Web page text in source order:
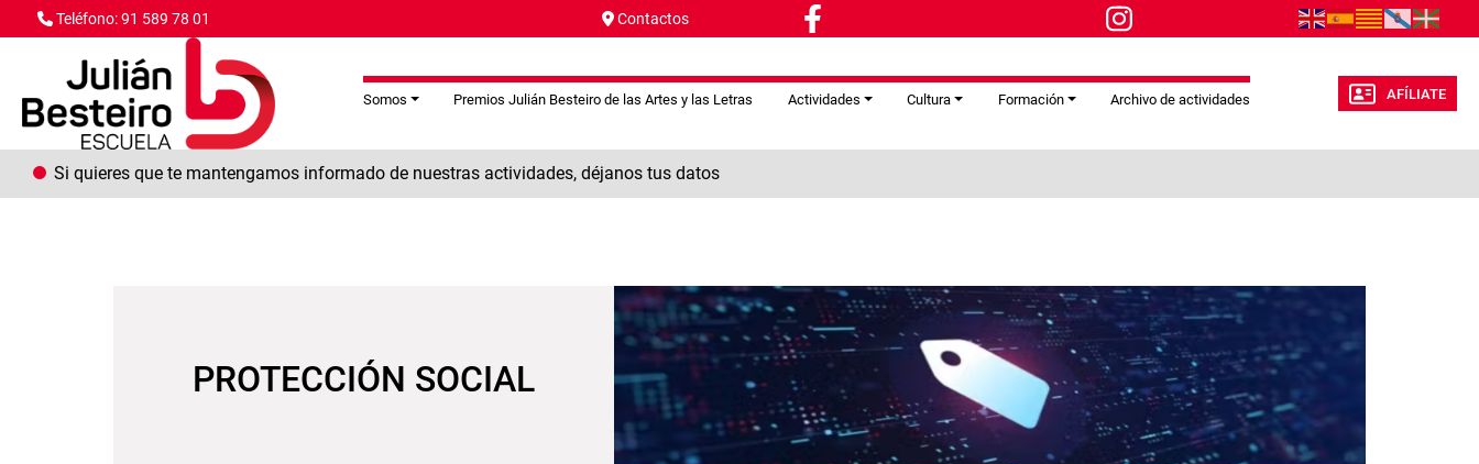
Pasar al contenido principal
Teléfono: 91 589 78 01 Contactos
Somos Premios Julián Besteiro de las Artes y las Letras Actividades Cultura Formación Archivo de actividades AFÍLIATE
Si quieres que te mantengamos informado de nuestras actividades, déjanos tus datos
PROTECCIÓN SOCIAL